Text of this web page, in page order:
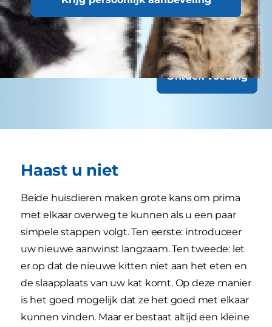
katten met speciale behoeften mogelijk vaker
op controle moeten.
Ontdek Voeding
Haast u niet
Beide huisdieren maken grote kans om prima
met elkaar overweg te kunnen als u een paar
simpele stappen volgt. Ten eerste: introduceer
uw nieuwe aanwinst langzaam. Ten tweede: let
er op dat de nieuwe kitten niet aan het eten en
de slaapplaats van uw kat komt. Op deze manier
is het goed mogelijk dat ze het goed met elkaar
kunnen vinden. Maar er bestaat altijd een kleine